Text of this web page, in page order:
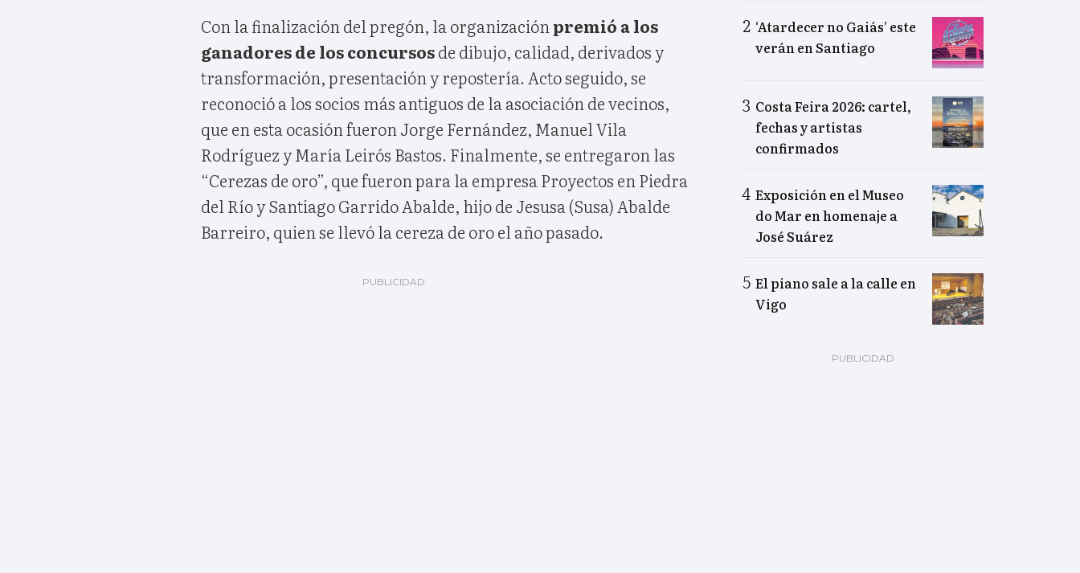
Con la finalización del pregón, la organización premió a los
ganadores de los concursosde dibujo, calidad, derivados y
transformación, presentación y repostería. Acto seguido, se
reconoció a los socios más antiguos de la asociación de vecinos,
que en esta ocasión fueron Jorge Fernández, Manuel Vila
Rodríguez y María Leirós Bastos. Finalmente, se entregaron las
“Cerezas de oro”, que fueron para la empresa Proyectos en Piedra
del Río y Santiago Garrido Abalde, hijo de Jesusa (Susa) Abalde
Barreiro, quien se llevó la cereza de oro el año pasado.
‘Atardecer no Gaiás’ este
verán en Santiago
Costa Feira 2026: cartel,
fechas y artistas
confirmados
Exposición en el Museo
do Mar en homenaje a
José Suárez
El piano sale a la calle en
Vigo